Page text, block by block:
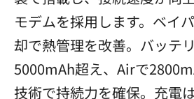
モデムを採用します。ベイ
却で熱管理を改善。バッテ
5000mAh超え、Airで
技術で持続力を確保。充電